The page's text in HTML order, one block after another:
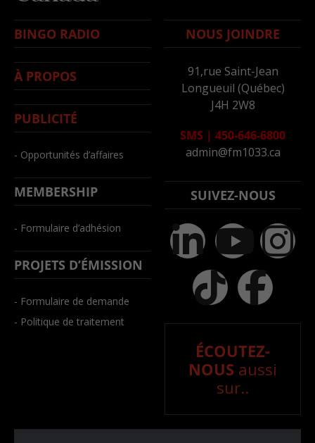
BINGO RADIO
À PROPOS
PUBLICITÉ
- Opportunités d’affaires
MEMBERSHIP
- Formulaire d’adhésion
PROJETS D’ÉMISSION
- Formulaire de demande
- Politique de traitement
NOUS JOINDRE
91,rue Saint-Jean
Longueuil (Québec)
J4H 2W8
SMS | 450-646-6800
admin@fm1033.ca
SUIVEZ-NOUS
ÉCOUTEZ-
NOUS aussi
sur..